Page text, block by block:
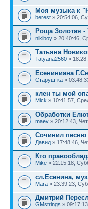
Моя музыка к
berest » 20:54:06,
Роща Золотая -
nikiboy » 20:40:46,
Татьяна
Tatyana2560 »
Есениниана
Старуш-ка »
клен ты мой
Mick » 10:41:57,
Обработки
maev » 20:12:43,
Сочинил песню
Давид » 17:48:46,
Кто
Mike » 22:15:18,
сл.Есенина,
Mara » 23:39:23,
Дмитрий
GMstrings »